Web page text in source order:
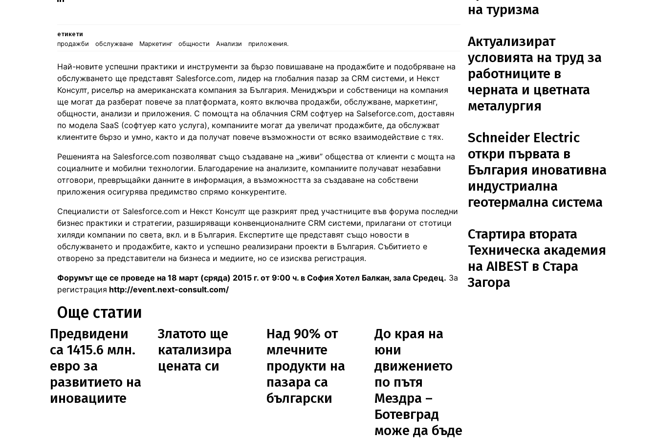
етикети
продажби
обслужване Маркетинг общности Анализи приложения.
Най-новите успешни практики и инструменти за бързо повишаване на продажбите и подобряване на
обслужването ще представят Salesforce.com, лидер на глобалния пазар за CRM системи, и Некст
Консулт, риселър на американската компания за България. Мениджъри и собственици на компания
ще могат да разберат повече за платформата, която включва продажби, обслужване, маркетинг,
общности, анализи и приложения. С помощта на облачния CRM софтуер на Salseforce.com, доставян
по модела SaaS (софтуер като услуга), компаниите могат да увеличат продажбитe, да обслужват
клиентите бързо и умно, както и да получат повече възможности от всяко взаимодействие с тях.
Решенията на Salesforce.com позволяват също създаване на „живи” общества от клиенти с мощта на
социалните и мобилни технологии. Благодарение на анализите, компаниите получават незабавни
отговори, превръщайки данните в информация, а възможността за създаване на собствени
приложения осигурява предимство спрямо конкурентите.
Специалисти от Salesforce.com и Некст Консулт ще разкрият пред участниците във форума последни
бизнес практики и стратегии, разширяващи конвенционалните CRM системи, прилагани от стотици
хиляди компании по света, вкл. и в България. Експертите ще представят също новости в
обслужването и продажбите, както и успешно реализирани проекти в България. Събитието е
отворено за представители на бизнеса и медиите, но се изисква регистрация.
Форумът ще се проведе на 18 март (сряда) 2015 г. от 9:00 ч. в София Хотел Балкан, зала Средец. За
регистрация http://event.next-consult.com/
Още статии
Предвидени
са 1415.6 млн.
евро за
развитието на
иновациите
Златото ще
катализира
цената си
Над 90% от
млечните
продукти на
пазара са
български
До края на
юни
движението
по пътя
Мездра –
Ботевград
може да бъде
на туризма
Актуализират
условията на труд за
работниците в
черната и цветната
металургия
Schneider Electric
откри първата в
България иновативна
индустриална
геотермална система
Стартира втората
Техническа академия
на AIBEST в Стара
Загора